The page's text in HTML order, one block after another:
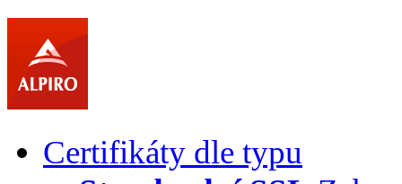
Certifikáty dle typu